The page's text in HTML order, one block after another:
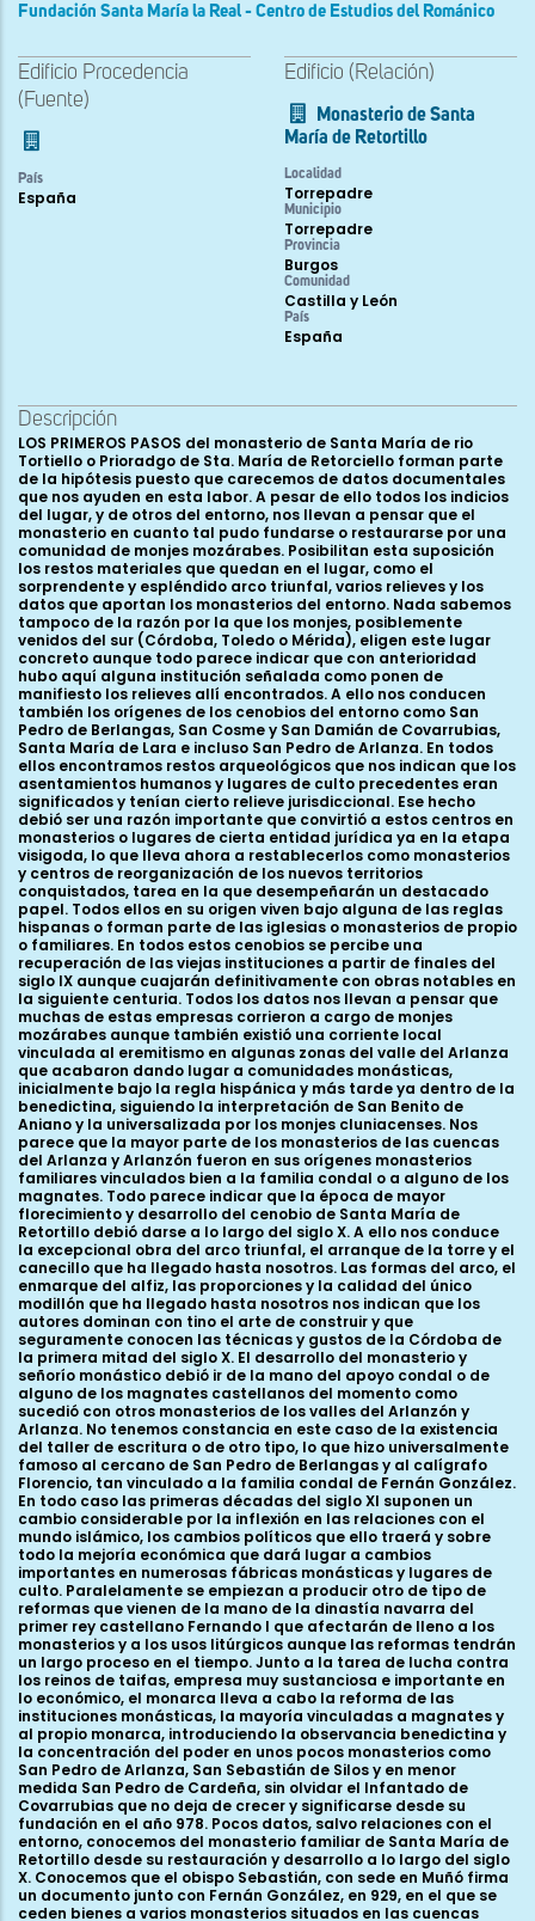
Fundación Santa María la Real - Centro de Estudios del Románico
Edificio Procedencia
(Fuente)
País
España
Edificio (Relación)
Monasterio de Santa
María de Retortillo
Localidad
Torrepadre
Municipio
Torrepadre
Provincia
Burgos
Comunidad
Castilla y León
País
España
Descripción
LOS PRIMEROS PASOS del monasterio de Santa María de rio Tortiello o Prioradgo de Sta. María de Retorciello forman parte de la hipótesis puesto que carecemos de datos documentales que nos ayuden en esta labor. A pesar de ello todos los indicios del lugar, y de otros del entorno, nos llevan a pensar que el monasterio en cuanto tal pudo fundarse o restaurarse por una comunidad de monjes mozárabes. Posibilitan esta suposición los restos materiales que quedan en el lugar, como el sorprendente y espléndido arco triunfal, varios relieves y los datos que aportan los monasterios del entorno. Nada sabemos tampoco de la razón por la que los monjes, posiblemente venidos del sur (Córdoba, Toledo o Mérida), eligen este lugar concreto aunque todo parece indicar que con anterioridad hubo aquí alguna institución señalada como ponen de manifiesto los relieves allí encontrados. A ello nos conducen también los orígenes de los cenobios del entorno como San Pedro de Berlangas, San Cosme y San Damián de Covarrubias, Santa María de Lara e incluso San Pedro de Arlanza. En todos ellos encontramos restos arqueológicos que nos indican que los asentamientos humanos y lugares de culto precedentes eran significados y tenían cierto relieve jurisdiccional. Ese hecho debió ser una razón importante que convirtió a estos centros en monasterios o lugares de cierta entidad jurídica ya en la etapa visigoda, lo que lleva ahora a restablecerlos como monasterios y centros de reorganización de los nuevos territorios conquistados, tarea en la que desempeñarán un destacado papel. Todos ellos en su origen viven bajo alguna de las reglas hispanas o forman parte de las iglesias o monasterios de propio o familiares. En todos estos cenobios se percibe una recuperación de las viejas instituciones a partir de finales del siglo IX aunque cuajarán definitivamente con obras notables en la siguiente centuria. Todos los datos nos llevan a pensar que muchas de estas empresas corrieron a cargo de monjes mozárabes aunque también existió una corriente local vinculada al eremitismo en algunas zonas del valle del Arlanza que acabaron dando lugar a comunidades monásticas, inicialmente bajo la regla hispánica y más tarde ya dentro de la benedictina, siguiendo la interpretación de San Benito de Aniano y la universalizada por los monjes cluniacenses. Nos parece que la mayor parte de los monasterios de las cuencas del Arlanza y Arlanzón fueron en sus orígenes monasterios familiares vinculados bien a la familia condal o a alguno de los magnates. Todo parece indicar que la época de mayor florecimiento y desarrollo del cenobio de Santa María de Retortillo debió darse a lo largo del siglo X. A ello nos conduce la excepcional obra del arco triunfal, el arranque de la torre y el canecillo que ha llegado hasta nosotros. Las formas del arco, el enmarque del alfiz, las proporciones y la calidad del único modillón que ha llegado hasta nosotros nos indican que los autores dominan con tino el arte de construir y que seguramente conocen las técnicas y gustos de la Córdoba de la primera mitad del siglo X. El desarrollo del monasterio y señorío monástico debió ir de la mano del apoyo condal o de alguno de los magnates castellanos del momento como sucedió con otros monasterios de los valles del Arlanzón y Arlanza. No tenemos constancia en este caso de la existencia del taller de escritura o de otro tipo, lo que hizo universalmente famoso al cercano de San Pedro de Berlangas y al calígrafo Florencio, tan vinculado a la familia condal de Fernán González. En todo caso las primeras décadas del siglo XI suponen un cambio considerable por la inflexión en las relaciones con el mundo islámico, los cambios políticos que ello traerá y sobre todo la mejoría económica que dará lugar a cambios importantes en numerosas fábricas monásticas y lugares de culto. Paralelamente se empiezan a producir otro de tipo de reformas que vienen de la mano de la dinastía navarra del primer rey castellano Fernando I que afectarán de lleno a los monasterios y a los usos litúrgicos aunque las reformas tendrán un largo proceso en el tiempo. Junto a la tarea de lucha contra los reinos de taifas, empresa muy sustanciosa e importante en lo económico, el monarca lleva a cabo la reforma de las instituciones monásticas, la mayoría vinculadas a magnates y al propio monarca, introduciendo la observancia benedictina y la concentración del poder en unos pocos monasterios como San Pedro de Arlanza, San Sebastián de Silos y en menor medida San Pedro de Cardeña, sin olvidar el Infantado de Covarrubias que no deja de crecer y significarse desde su fundación en el año 978. Pocos datos, salvo relaciones con el entorno, conocemos del monasterio familiar de Santa María de Retortillo desde su restauración y desarrollo a lo largo del siglo X. Conocemos que el obispo Sebastián, con sede en Muñó firma un documento junto con Fernán González, en 929, en el que se ceden bienes a varios monasterios situados en las cuencas bajas del Arlanza y Arlanzón que muy bien pudieran ser los de Berlangas y Santa María de Retortillo. El abad silense, Luciano Serrano, nos informa que hacia el año 950 en la zona del Arlanza hay numerosos monasterios familiares citando al de Retortillo entre ellos, como también al de Valeránica No pocos de los cenobios anteriores, algunos de significación e importancia como el de Santa María de Lara o el de Santa María de Retortillo, acabarán formando parte, con todas sus pertenencias, de otros de nuevo cuño o que se ven ampliamente favorecidos por el poder como San Pedro de Arlanza primero y más tarde San Sebastián de Silos. Por ello la primera referencia documental que tenemos respecto al cenobio que nos interesa ahora la encontramos en el Cartulario de Arlanza. Por él sabemos que el día 1 de julio de 1048 el rey Fernando I y su mujer Sancha hacen entrega al cenobio de Sanctorum Petri et Pauli et Sancti Martini episcopi, quorum ecclesie noscitur esse super ripam fluminis Aslance... In primis offerimus locum Sancte Marie semper Virginis, quod est situm super ripam rivulo Tortiello, sub territorio Palentie comitis, predictum monasterium ad integro concedimus et populandi licentiam damus... En ese documento no sólo se entrega a Arlanza el monasterio, posiblemente la iglesia y dependencias, sino que también se integra en él el coto que queda claramente definido y además se hace una minuciosa descripción del resto de propiedades, monasterios, iglesias y demás derechos pertenencientes al monasterio de Retortillo que pasan a formar parte del de Arlanza. Ese documento, aunque ya de mediados del siglo XI, nos permite reconstruir el dominio monástico de Santa María de Retortillo aunque no sepamos las fechas en que se van integrando en él cada una de las posesiones y quienes las entregan. Lo cierto es que quien dispone del mismo es el monarca por lo que hemos de suponer que él era el señor del mismo pues puede disponer de él sin que haga ninguna consideración. El primer dato que nos aporta el documento es que el coto se ubicaba en el territorio del conde de Palenzuela, la Palentie del texto, entre las poblaciones de Peral, Pinilla y Ranedo con las que define los límites refiriéndose a denominaciones del terreno. La delimitación en cuanto a términos y derechos es muy precisa por lo que entendemos que el monasterio fue hasta ese momento un punto de referencia y significación. Junto a la delimitación del coto monástico se aportan derechos de uso y libre circulación de las personas vinculadas al monasterio y también se definen los derechos de los habitantes de los municipios colindantes con el coto. Todo lo anterior nos está indicando la importancia del monasterio de Santa María de Retortillo en el lugar que se ubica el centro monástico y lo que es más reseñable, los derechos que tenía sobre los habitantes y las relaciones establecidas con ellos. Pero la información que nos aporta el cartulario de Arlanza llega más allá, por ella sabemos que el coto era de mayor superficie que la del primitivo monasterio de San Sebastián de Silos y que además tenía un conjunto de pertenencias fuera, bastante desperdigadas por el territorio del reino, anteriormente condado, cuando seguramente pasaron a formar parte del mismo. El conjunto de monasterios, iglesias, propiedades, sernas y otras pertenencias nos permiten conocer que era un importante señorío que, sin llegar a la importancia de Oña, Arlanza, Cardeña u otros similares, era importante y revela el grado de desarrollo a que ha llegado en el momento que se integra en Arlanza. La dispersión de muchas de las propiedades y derechos es algo común a los monasterios que se van conformando a partir de finales del siglo IX, hecho que cambiará a partir del XII cuando la administración del mismo imponga el proceso de concentración para lo que recurrirán a cambios y acuerdos con los monarcas, otros señores o los propios concejos. Esta integración no supone la desaparación del señorío sino el cambio en la administración y la dependencia de un señor superior, el abad de Arlanza, quien nombra un prior que administra los bienes del monasterio en nombre y bajo la autoridad de quien le nombra. No conocemos cuál era la situación anterior y cómo se administraba este importante patrimonio pero el hecho de que sean los monarcas quienes hacen entrega del mismo y todas sus amplias pertenencias a Arlanza, nos permite afirmar que fue un monasterio vinculado al señorío regio por lo que posiblemente desde su fundación estuvo directamente unido a la familia condal. Para confirmar lo anterior debemos acudir a lo que dice el documento en la parte primera que se expresa así: Hec est cartula donationis vel firmitatis quam facimus ego Fredinandus, gratia Dei princeps, una cum cónyuge mea Santia regina, de propriis monasteriis vel hereditatibus seu terminis quos possidemus sicuti possiderunt genitoris nostri et avi...En este caso, como sucedió con muchos de los monasterios mozárabes vinculados a la regla hispánica, muchos sin independencia